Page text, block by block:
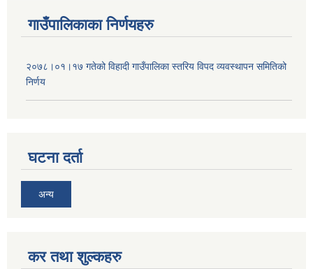
गाउँपालिकाका निर्णयहरु
२०७८।०१।१७ गतेको विहादी गाउँपालिका स्तरिय विपद व्यवस्थापन समितिको
निर्णय
घटना दर्ता
अन्य
कर तथा शुल्कहरु